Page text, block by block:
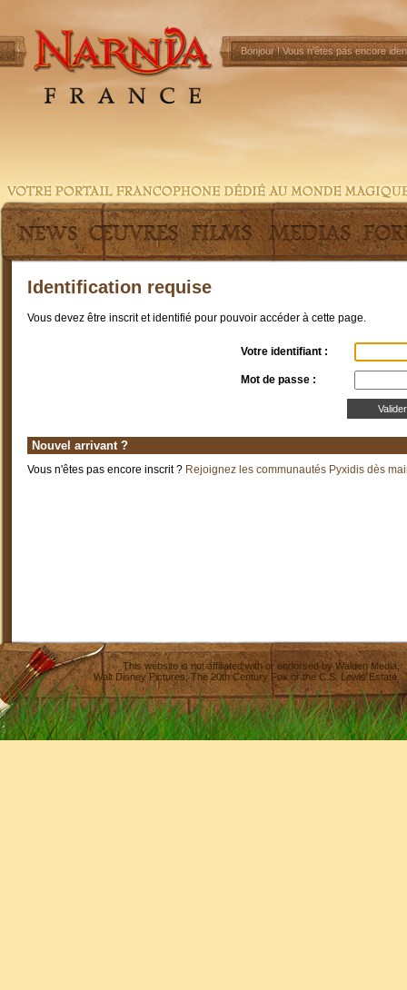
Bonjour !Vous n'êtes pas encore
Identification requise
Vous devez être inscrit et identifié pour pouvoir accéder à cette page.
Votre identifiant :
Mot de passe :
Nouvel arrivant ?
Vous n'êtes pas encore inscrit ? Rejoignez les communautés Pyxidis dès
This website is not affiliated with or endorsed byWalden Media
Walt Disney Pictures,The 20th Century Fox or the C.S. Lewis Estate.